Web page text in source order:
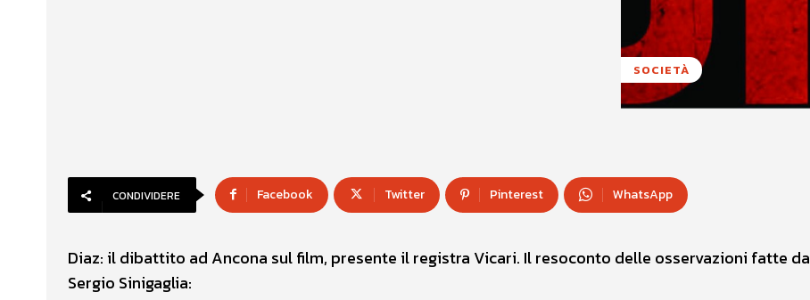
SOCIETÀ
CONDIVIDERE Facebook Twitter Pinterest WhatsApp
Diaz: il dibattito ad Ancona sul film, presente il registra Vicari. Il resoconto delle osservazioni fatte da
Sergio Sinigaglia: